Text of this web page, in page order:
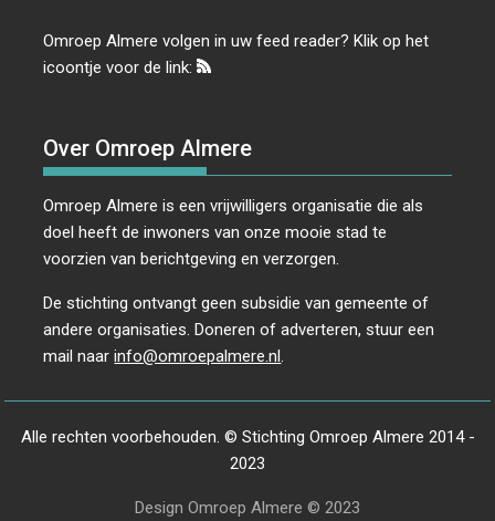
Omroep Almere volgen in uw feed reader? Klik op het
icoontje voor de link:
Over Omroep Almere
Omroep Almere is een vrijwilligers organisatie die als
doel heeft de inwoners van onze mooie stad te
voorzien van berichtgeving en verzorgen.
De stichting ontvangt geen subsidie van gemeente of
andere organisaties. Doneren of adverteren, stuur een
mail naarinfo@omroepalmere.nl.
Alle rechten voorbehouden. © Stichting Omroep Almere 2014 -
2023
Design Omroep Almere © 2023